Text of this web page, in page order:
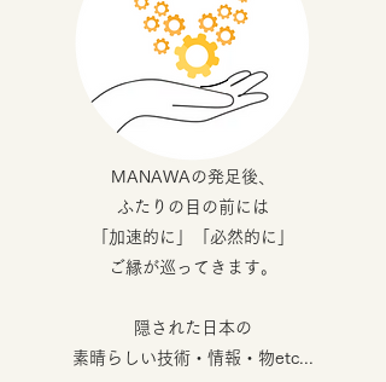
MANAWAの発足後、
ふたりの目の前には
「加速的に」「必然的に」
ご縁が巡ってきます。
隠された日本の
素晴らしい技術・情報・物etc...